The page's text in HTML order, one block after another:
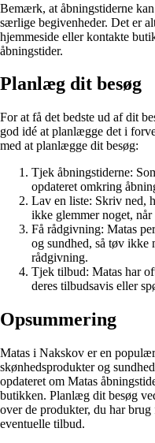
Bemærk, at åbningstiderne
særlige begivenheder. Det er
hjemmeside eller kontakte
åbningstider.
Planlæg dit besøg
For at få det bedste ud af dit
god idé at planlægge det i
med at planlægge dit besøg:
Tjek åbningstiderne:
opdateret omkring
Lav en liste: Skriv ned,
ikke glemmer noget,
Få rådgivning: Matas
og sundhed, så tøv ikke
rådgivning.
Tjek tilbud: Matas har
deres tilbudsavis eller
Opsummering
Matas i Nakskov er en
skønhedsprodukter og
opdateret om Matas
butikken. Planlæg dit besøg
over de produkter, du har
eventuelle tilbud.